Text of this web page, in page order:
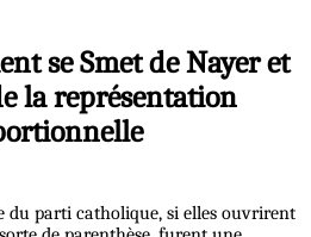
se Smet de Nayer et
la représentation
du parti catholique, si elles ouvrirent